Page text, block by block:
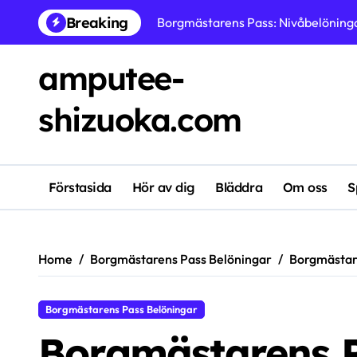
content
Breaking
Eventspårpriser: SimCash-
Borgmästarens Pass:
Eventspårpriser: Särskilda
Dagliga krav: Exklusiva
Event Track Priser:
amputee-
shizuoka.com
Förstasida Hör av dig Bläddra Om oss
Home Borgmästarens Pass Belöningar
Borgmästarens Pass Belöningar